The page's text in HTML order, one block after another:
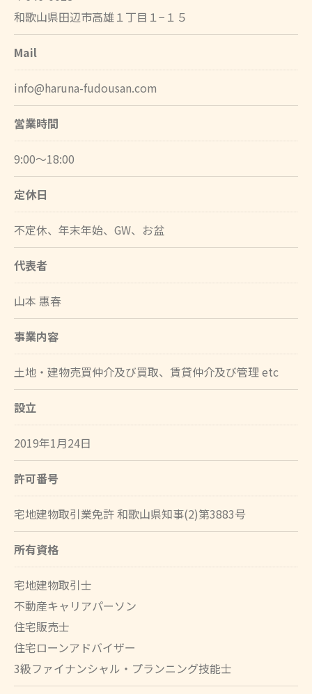
和歌山県田辺市高雄１丁目１−１５
Mail
info@haruna-fudousan.com
営業時間
9:00～18:00
定休日
不定休、年末年始、GW、お盆
代表者
山本 惠春
事業内容
土地・建物売買仲介及び買取、賃貸仲介及び管理 etc
設立
2019年1月24日
許可番号
宅地建物取引業免許 和歌山県知事(2)第3883号
所有資格
宅地建物取引士
不動産キャリアパーソン
住宅販売士
住宅ローンアドバイザー
3級ファイナンシャル・プランニング技能士